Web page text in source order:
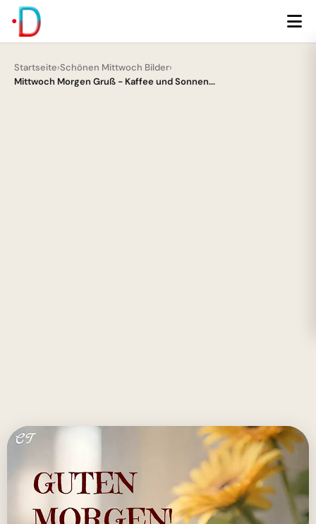
Startseite›Schönen Mittwoch Bilder›
Mittwoch Morgen Gruß - Kaffee und Sonnen...